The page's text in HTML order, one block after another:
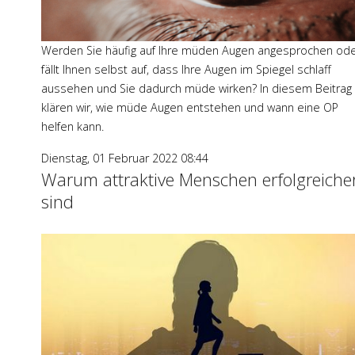
Werden Sie häufig auf Ihre müden Augen angesprochen
fällt Ihnen selbst auf, dass Ihre Augen im Spiegel schlaff
aussehen und Sie dadurch müde wirken? In diesem Beitrag
klären wir, wie müde Augen entstehen und wann eine OP
helfen kann.
Dienstag, 01 Februar 2022 08:44
Warum attraktive Menschen
sind